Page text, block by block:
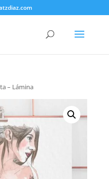
– Lámina